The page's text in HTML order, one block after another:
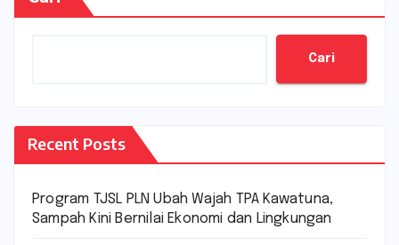
Cari
Recent Posts
Program TJSL PLN Ubah Wajah TPA Kawatuna,
Sampah Kini Bernilai Ekonomi dan Lingkungan